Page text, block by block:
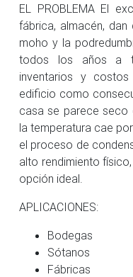
EL PROBLEMA El
fábrica, almacén,
moho y la
todos los años a
inventarios y
edificio como
casa se parece seco
la temperatura cae
el proceso de
alto rendimiento
opción ideal.
APLICACIONES:
Bodegas
Sótanos
Fábricas